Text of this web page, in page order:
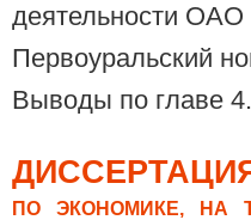
деятельности ОАО
Первоуральский
Выводы по главе 4.
ПО ЭКОНОМИКЕ, НА